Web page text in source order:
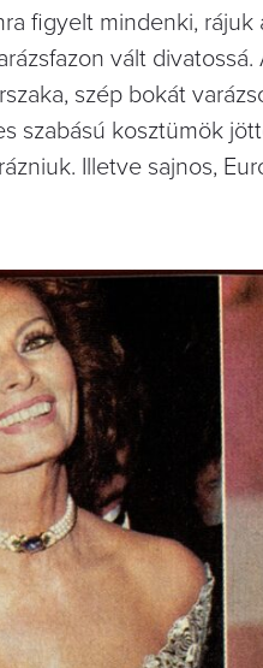
figyelt mindenki, rájuk
vált
szép bokát
szabású kosztümök
Illetve sajnos,